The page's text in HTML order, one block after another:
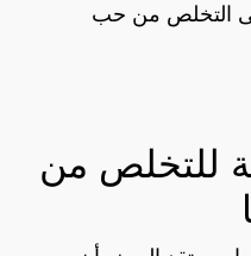
التخلص من حب
للتخلص من